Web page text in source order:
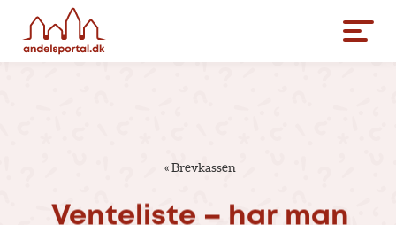
«Brevkassen
Venteliste – har man